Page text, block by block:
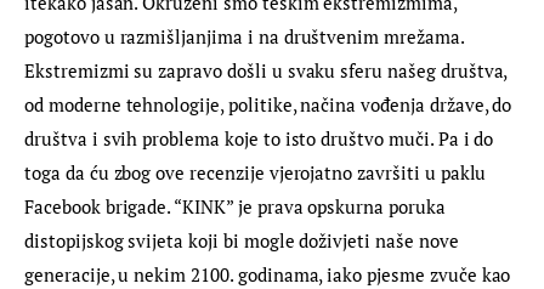
pogotovo u razmišljanjima i na društvenim mrežama.
Ekstremizmi su zapravo došli u svaku sferu našeg društva,
od moderne tehnologije, politike, načina vođenja države, do
društva i svih problema koje to isto društvo muči. Pa i do
toga da ću zbog ove recenzije vjerojatno završiti u paklu
Facebook brigade. “KINK” je prava opskurna poruka
distopijskog svijeta koji bi mogle doživjeti naše nove
generacije, u nekim 2100. godinama, iako pjesme zvuče kao